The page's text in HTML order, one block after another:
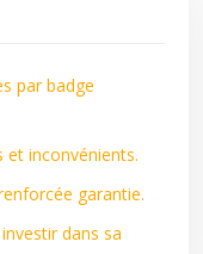
par badge
et inconvénients.
garantie.
dans sa